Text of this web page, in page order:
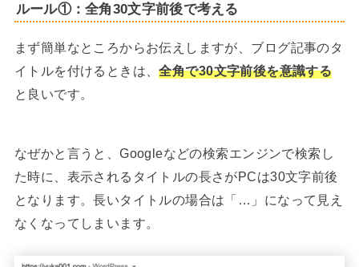
ルール①：全角30文字前後で考える
まず簡単なところからお伝えしますが、ブログ記事のタ
イトルを付けるときは、全角で30文字前後を意識する
と良いです。
なぜかと言うと、Googleなどの検索エンジンで検索し
た時に、表示されるタイトルの長さがPCは30文字前後
となります。長いタイトルの場合は「…」になって見え
なくなってしまいます。